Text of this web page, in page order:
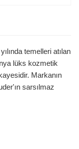
temelleri atılan
lüks kozmetik
Markanın
sarsılmaz